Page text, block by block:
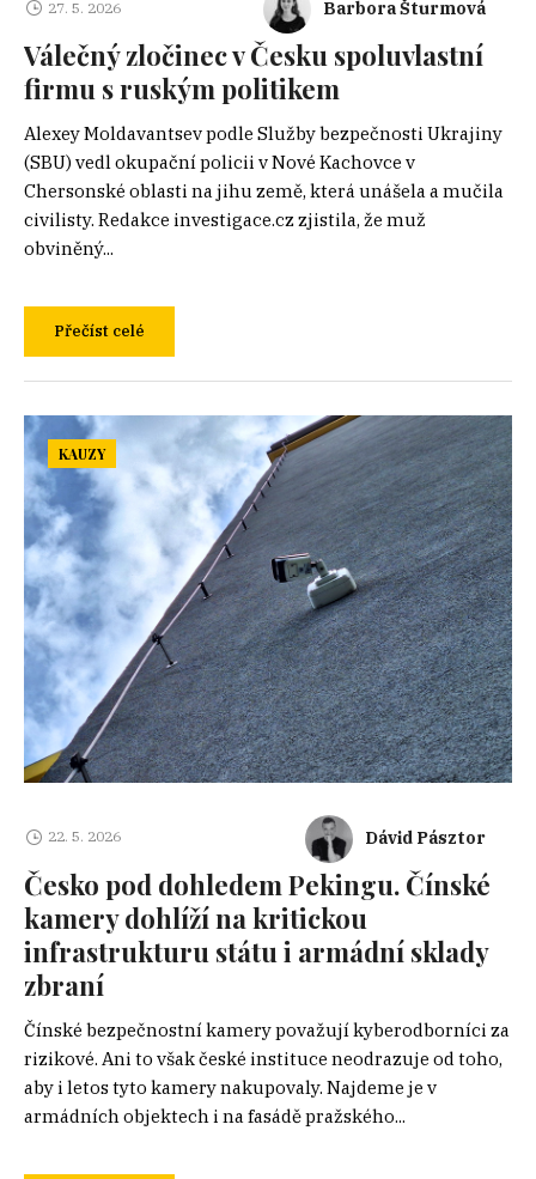
27. 5. 2026 Barbora Šturmová
Válečný zločinec v Česku spoluvlastní
firmu s ruským politikem
Alexey Moldavantsev podle Služby bezpečnosti Ukrajiny
(SBU) vedl okupační policii v Nové Kachovce v
Chersonské oblasti na jihu země, která unášela a mučila
civilisty. Redakce investigace.cz zjistila, že muž
obviněný...
Přečíst celé
KAUZY
22. 5. 2026 Dávid Pásztor
Česko pod dohledem Pekingu. Čínské
kamery dohlíží na kritickou
infrastrukturu státu i armádní sklady
zbraní
Čínské bezpečnostní kamery považují kyberodborníci za
rizikové. Ani to však české instituce neodrazuje od toho,
aby i letos tyto kamery nakupovaly. Najdeme je v
armádních objektech i na fasádě pražského...